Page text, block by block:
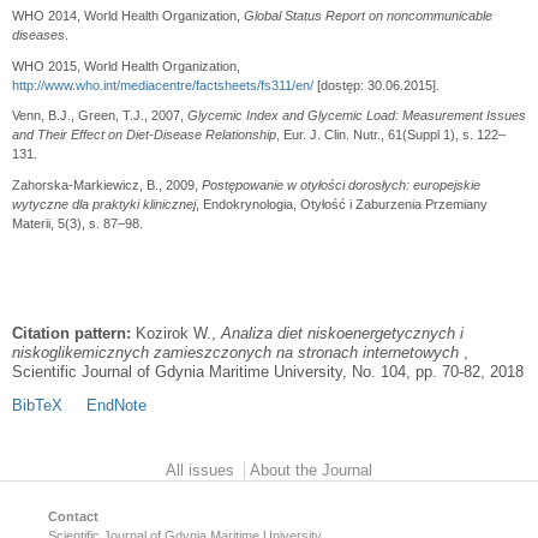
WHO 2014, World Health Organization, Global Status Report on noncommunicable
diseases
WHO 2015, World Health Organization,
http://www.who.int/mediacentre/factsheets/fs311/en/ [dostęp: 30.06.2015].
Venn, B.J., Green, T.J., 2007, Glycemic Index and Glycemic Load: Measurement Issues
and Their Effect on Diet-Disease Relationship , Eur. J. Clin. Nutr., 61(Suppl 1), s. 122–
131.
Zahorska-Markiewicz, B., 2009, Postępowanie w otyłości dorosłych: europejskie
wytyczne dla praktyki klinicznej, Endokrynologia, Otyłość i Zaburzenia Przemiany
Materii, 5(3), s. 87–98.
Citation pattern: Kozirok W., Analiza diet niskoenergetycznych i
niskoglikemicznych zamieszczonych na stronach internetowych
Scientific Journal of Gdynia Maritime University, No. 104, pp. 70-82, 2018
BibTeX
EndNote
All issues About the Journal
Contact